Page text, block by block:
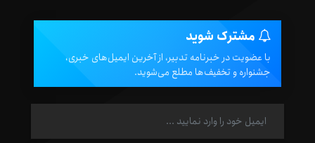
مشترک شوید
با عضویت در خبرنامه تدبیر، از آخرین ایمیل‌های خبری،
جشنواره و تخفیف‌ها مطلع می‌شوید.